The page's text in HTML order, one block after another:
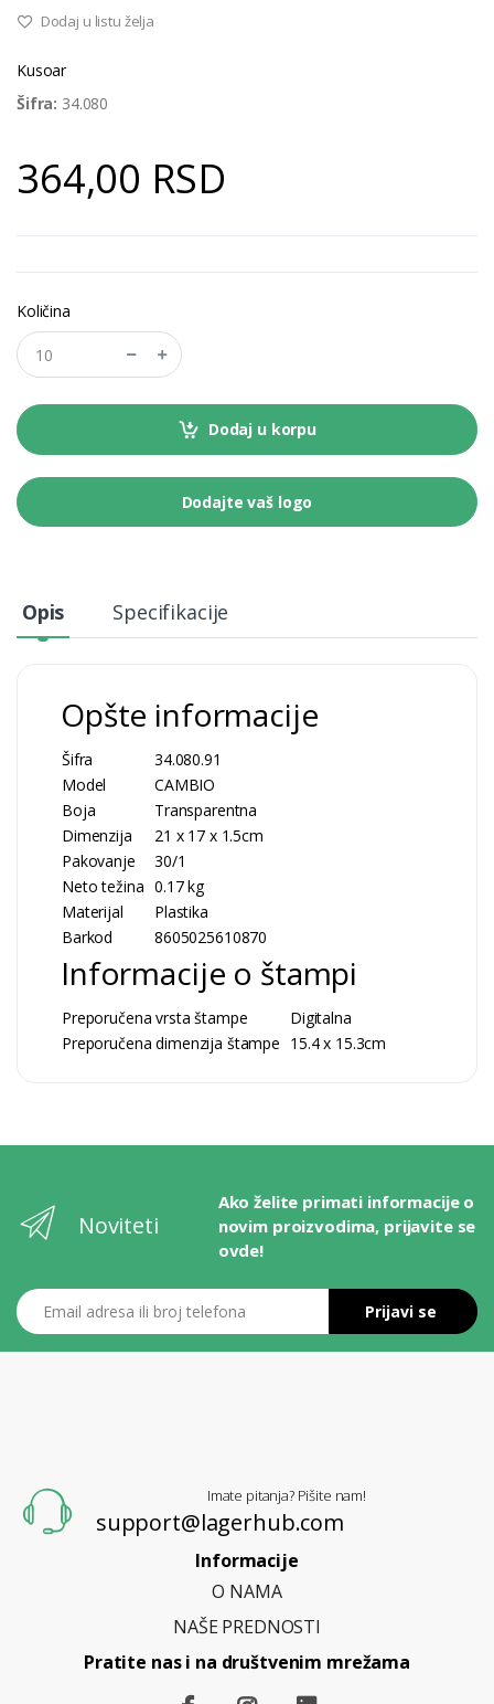
Dodaj u listu želja
Kusoar
Šifra: 34.080
364,00 RSD
Količina
Dodaj u korpu
Dodajte vaš logo
Opis Specifikacije
Opšte informacije
Šifra
34.080.91
Model
CAMBIO
Boja
Transparentna
Dimenzija
21 x 17 x 1.5cm
Pakovanje
30/1
Neto težina 0.17 kg
Materijal
Plastika
Barkod
8605025610870
Informacije o štampi
Preporučena vrsta štampe
Digitalna
Preporučena dimenzija štampe 15.4 x 15.3cm
Noviteti
Ako želite primati informacije o
novim proizvodima, prijavite se
ovde!
Email adresa ili broj telefona
Prijavi se
Imate pitanja? Pišite nam!
support@lagerhub.com
Informacije
O NAMA
NAŠE PREDNOSTI
Pratite nas i na društvenim mrežama